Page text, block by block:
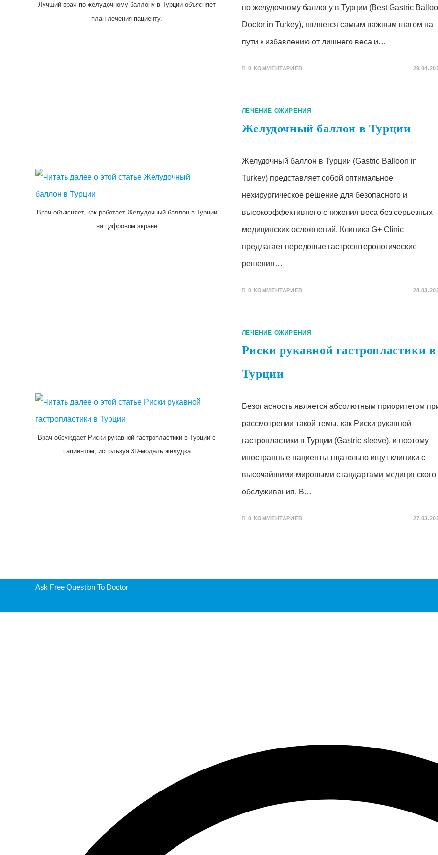
Лучший врач по желудочному баллону в Турции объясняет
план лечения пациенту.
по желудочному баллону в Турции (Best Gastric
Doctor in Turkey), является самым важным шагом на
пути к избавлению от лишнего веса и…
0 КОММЕНТАРИЕВ
Врач объясняет, как работает Желудочный баллон в Турции
на цифровом экране
ЛЕЧЕНИЕ ОЖИРЕНИЯ
Желудочный баллон в Турции
Желудочный баллон в Турции (Gastric Balloon in
Turkey) представляет собой оптимальное,
нехирургическое решение для безопасного и
высокоэффективного снижения веса без серьезных
медицинских осложнений. Клиника G+ Clinic
предлагает передовые гастроэнтерологические
решения…
0 КОММЕНТАРИЕВ
Врач обсуждает Риски рукавной гастропластики в Турции с
пациентом, используя 3D-модель желудка
ЛЕЧЕНИЕ ОЖИРЕНИЯ
Риски рукавной гастропластики в
Турции
Безопасность является абсолютным приоритетом
рассмотрении такой темы, как Риски рукавной
гастропластики в Турции (Gastric sleeve), и поэтому
иностранные пациенты тщательно ищут клиники с
высочайшими мировыми стандартами медицинского
обслуживания. В…
0 КОММЕНТАРИЕВ
Ask Free Question To Doctor